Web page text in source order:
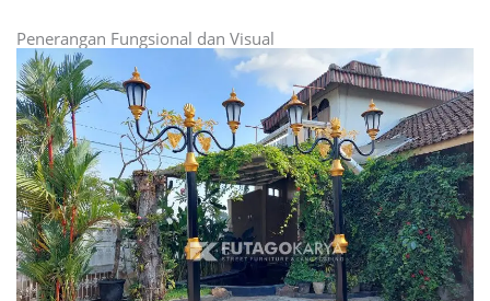
Penerangan Fungsional dan Visual